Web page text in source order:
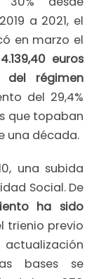
a 2021, el
en marzo el
4.139,40 euros
del régimen
del 29,4%
que topaban
una década.
una subida
Social. De
ha sido
trienio previo
bases se